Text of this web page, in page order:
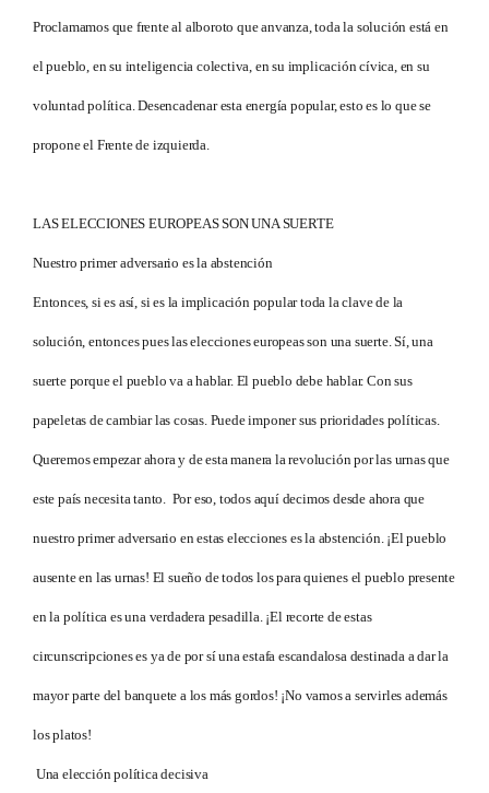
Proclamamos que frente al alboroto que anvanza, toda la solución está en
el pueblo, en su inteligencia colectiva, en su implicación cívica, en su
voluntad política. Desencadenar esta energía popular, esto es lo que se
propone el Frente de izquierda.
LAS ELECCIONES EUROPEAS SON UNA SUERTE
Nuestro primer adversario es la abstención
Entonces, si es así, si es la implicación popular toda la clave de la
solución, entonces pues las elecciones europeas son una suerte. Sí, una
suerte porque el pueblo va a hablar. El pueblo debe hablar. Con sus
papeletas de cambiar las cosas. Puede imponer sus prioridades políticas.
Queremos empezar ahora y de esta manera la revolución por las urnas que
este país necesita tanto. Por eso, todos aquí decimos desde ahora que
nuestro primer adversario en estas elecciones es la abstención. ¡El pueblo
ausente en las urnas! El sueño de todos los para quienes el pueblo presente
en la política es una verdadera pesadilla. ¡El recorte de estas
circunscripciones es ya de por sí una estafa escandalosa destinada a dar la
mayor parte del banquete a los más gordos! ¡No vamos a servirles además
los platos!
Una elección política decisiva